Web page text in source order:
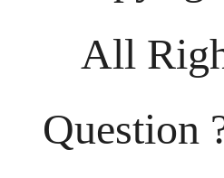
All
Question